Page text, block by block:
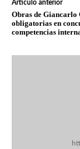
Artículo anterior
Obras de Giancarlo
obligatorias en
competencias